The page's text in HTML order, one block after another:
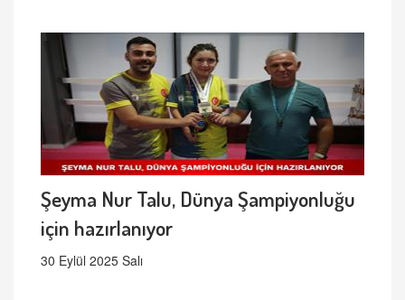
Şeyma Nur Talu, Dünya Şampiyonluğu
için hazırlanıyor
30 Eylül 2025 Salı